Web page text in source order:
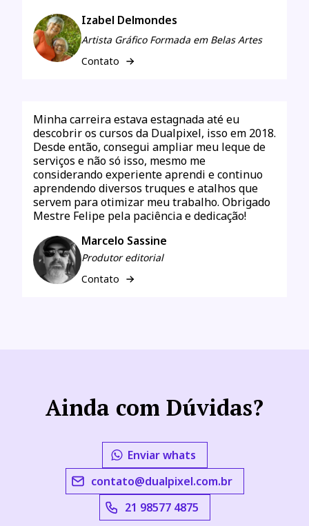
Izabel Delmondes
Artista Gráfico Formada em Belas Artes
Contato
Minha carreira estava estagnada até eu
descobrir os cursos da Dualpixel, isso em 2018.
Desde então, consegui ampliar meu leque de
serviços e não só isso, mesmo me
considerando experiente aprendi e continuo
aprendendo diversos truques e atalhos que
servem para otimizar meu trabalho. Obrigado
Mestre Felipe pela paciência e dedicação!
Marcelo Sassine
Produtor editorial
Contato
Ainda com Dúvidas?
Enviar whats
contato@dualpixel.com.br
21 98577 4875